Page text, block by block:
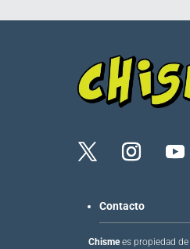
Contacto
Chismees propiedad de